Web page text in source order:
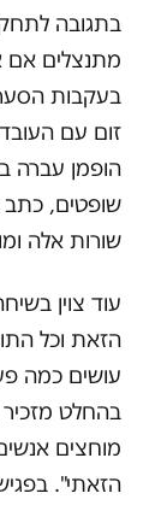
בתגובה
מתנצלים אם
בעקבות
זום עם
הופמן עברה
שופטים, כתב
שורות אלה
עוד צוין
הזאת וכל
עושים כמה
בהחלט
מוחצים
הזאתי".